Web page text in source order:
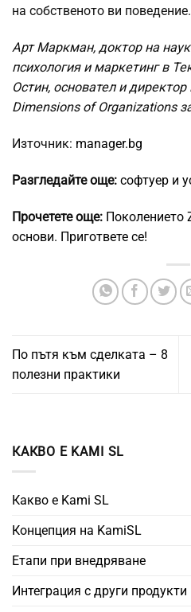
на собственото ви поведение.
Арт Маркман, доктор на
психология и маркетинг в
Остин, основател и
Dimensions of Organizations
Източник: manager.bg
Разгледайте още: софтуер и
Прочетете още: Поколението
основи. Пригответе се!
По пътя към сделката – 8
полезни практики
КАКВО Е KAMI SL
Какво е Kami SL
Концепция на KamiSL
Етапи при внедряване
Интеграция с други продукти